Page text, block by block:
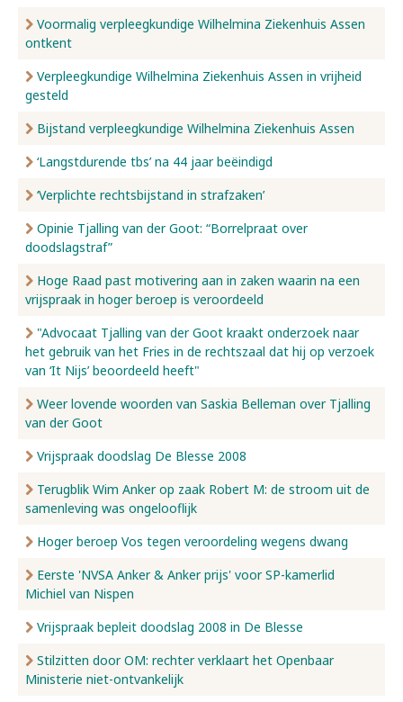
Voormalig verpleegkundige Wilhelmina Ziekenhuis Assen
ontkent
Verpleegkundige Wilhelmina Ziekenhuis Assen in vrijheid
gesteld
Bijstand verpleegkundige Wilhelmina Ziekenhuis Assen
‘Langstdurende tbs’ na 44 jaar beëindigd
‘Verplichte rechtsbijstand in strafzaken’
Opinie Tjalling van der Goot: “Borrelpraat over
doodslagstraf”
Hoge Raad past motivering aan in zaken waarin na een
vrijspraak in hoger beroep is veroordeeld
"Advocaat Tjalling van der Goot kraakt onderzoek naar
het gebruik van het Fries in de rechtszaal dat hij op verzoek
van ‘It Nijs’ beoordeeld heeft"
Weer lovende woorden van Saskia Belleman over Tjalling
van der Goot
Vrijspraak doodslag De Blesse 2008
Terugblik Wim Anker op zaak Robert M: de stroom uit de
samenleving was ongelooflijk
Hoger beroep Vos tegen veroordeling wegens dwang
Eerste 'NVSA Anker & Anker prijs' voor SP-kamerlid
Michiel van Nispen
Vrijspraak bepleit doodslag 2008 in De Blesse
Stilzitten door OM: rechter verklaart het Openbaar
Ministerie niet-ontvankelijk